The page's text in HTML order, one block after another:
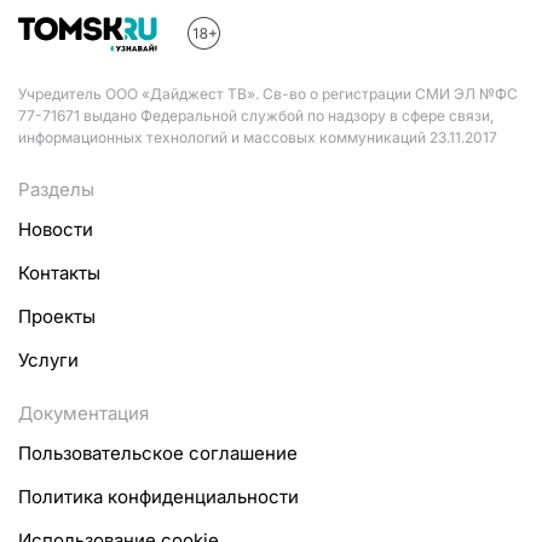
Учредитель ООО «Дайджест ТВ». Св-во о регистрации СМИ ЭЛ №ФС
77-71671 выдано Федеральной службой по надзору в сфере связи,
информационных технологий и массовых коммуникаций 23.11.2017
Разделы
Новости
Контакты
Проекты
Услуги
Документация
Пользовательское соглашение
Политика конфиденциальности